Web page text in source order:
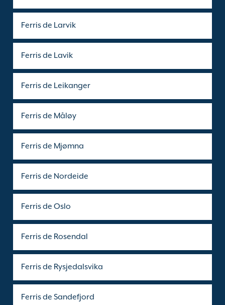
Ferris de Larvik
Ferris de Lavik
Ferris de Leikanger
Ferris de Måløy
Ferris de Mjømna
Ferris de Nordeide
Ferris de Oslo
Ferris de Rosendal
Ferris de Rysjedalsvika
Ferris de Sandefjord